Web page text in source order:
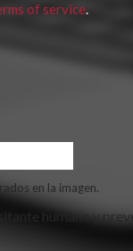
of service.
en la imagen.
humano y